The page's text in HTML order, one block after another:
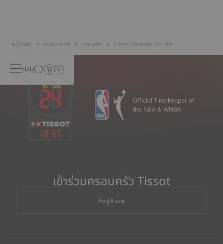
หน้าหลัก คอลเลคชั่น คลาสสิค Tissot Ballade 34mm
เมนู
13:57
Official Timekeeper of
the NBA & WNBA
เข้าร่วมครอบครัว Tissot
ที่อยู่อีเมล